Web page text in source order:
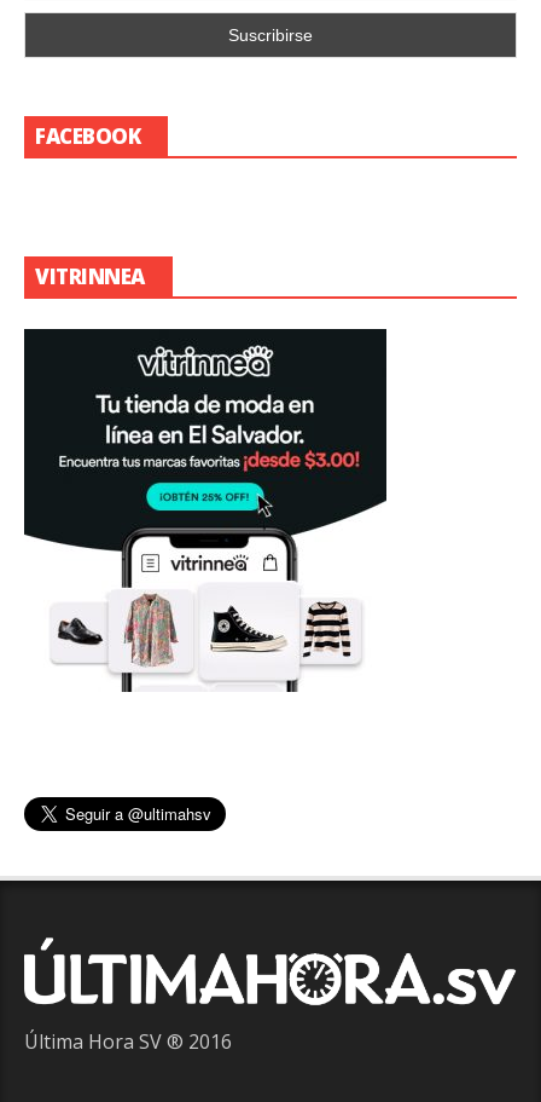
FACEBOOK
VITRINNEA
Última Hora SV ® 2016